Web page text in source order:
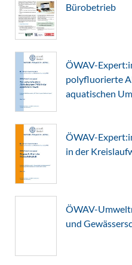
Bürobetrieb
ÖWAV-
polyfluorierte
aquatischen
ÖWAV-
in der
ÖWAV-
und